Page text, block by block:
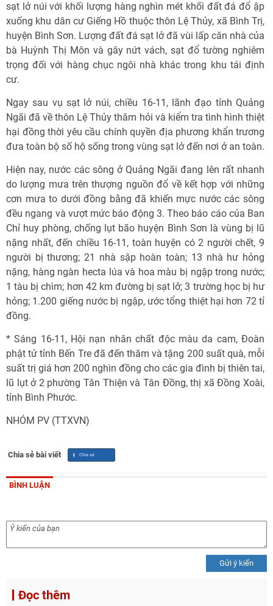
sạt lở núi với khối lượng hàng nghìn mét khối đất đá đổ ập
xuống khu dân cư Giếng Hồ thuộc thôn Lệ Thủy, xã Bình Trị,
huyện Bình Sơn. Lượng đất đá sạt lở đã vùi lấp căn nhà của
bà Huỳnh Thị Môn và gây nứt vách, sạt đổ tường nghiêm
trọng đối với hàng chục ngôi nhà khác trong khu tái định
cư.
Ngay sau vụ sạt lở núi, chiều 16-11, lãnh đạo tỉnh Quảng
Ngãi đã về thôn Lệ Thủy thăm hỏi và kiểm tra tình hình thiệt
hại đồng thời yêu cầu chính quyền địa phương khẩn trương
đưa toàn bộ số hộ sống trong vùng sạt lở đến nơi ở an toàn.
Hiện nay, nước các sông ở Quảng Ngãi đang lên rất nhanh
do lượng mưa trên thượng nguồn đổ về kết hợp với những
cơn mưa to dưới đồng bằng đã khiến mực nước các sông
đều ngang và vượt mức báo động 3. Theo báo cáo của Ban
Chỉ huy phòng, chống lụt bão huyện Bình Sơn là vùng bị lũ
nặng nhất, đến chiều 16-11, toàn huyện có 2 người chết, 9
người bị thương; 21 nhà sập hoàn toàn; 13 nhà hư hỏng
nặng, hàng ngàn hecta lúa và hoa màu bị ngập trong nước;
1 tàu bị chìm; hơn 42 km đường bị sạt lở; 3 trường học bị hư
hỏng; 1.200 giếng nước bị ngập, ước tổng thiệt hại hơn 72 tỉ
đồng.
* Sáng 16-11, Hội nạn nhân chất độc màu da cam, Đoàn
phật tử tỉnh Bến Tre đã đến thăm và tặng 200 suất quà, mỗi
suất trị giá hơn 200 nghìn đồng cho các gia đình bị thiên tai,
lũ lụt ở 2 phường Tân Thiện và Tân Đồng, thị xã Đồng Xoài,
tỉnh Bình Phước.
NHÓM PV (TTXVN)
Chia sẻ bài viết
BÌNH LUẬN
Gửi ý kiến
Đọc thêm